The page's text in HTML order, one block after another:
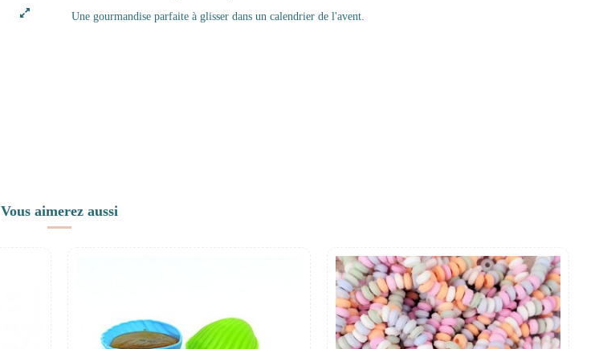
Une gourmandise parfaite à glisser dans un calendrier de l'avent.
Vous aimerez aussi